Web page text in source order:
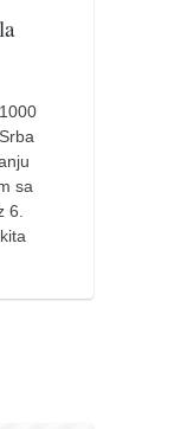
sa
6.